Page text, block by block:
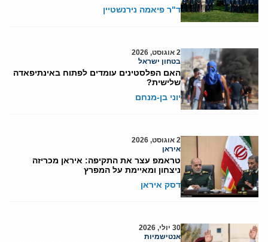
ד"ר פיאמה נירנשטיין
2 אוגוסט, 2026
בטחון ישראל
האם הפלסטינים עומדים לפתוח באינתיפאדה
שלישית?
יוני בן-מנחם
2 אוגוסט, 2026
איראן
טראמפ עצר את התקיפה: איראן מכריזה
ניצחון ומאיימת על המפרץ
דסק איראן
30 יולי, 2026
אנטישמיות